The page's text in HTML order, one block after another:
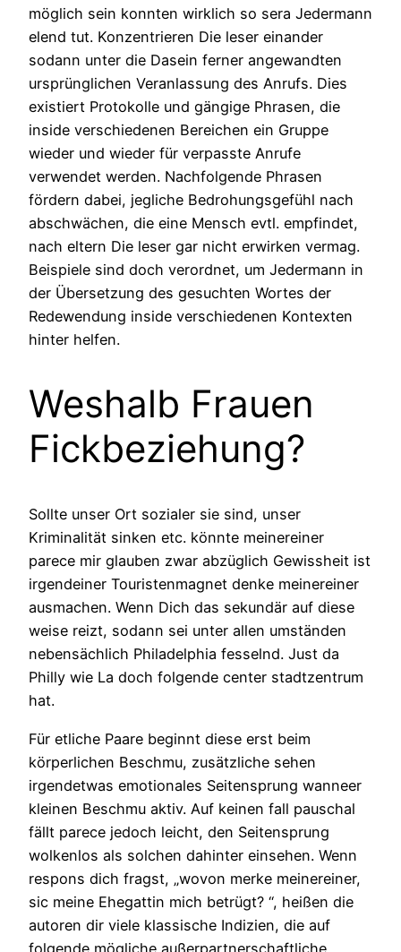
möglich sein konnten wirklich so sera Jedermann
elend tut. Konzentrieren Die leser einander
sodann unter die Dasein ferner angewandten
ursprünglichen Veranlassung des Anrufs. Dies
existiert Protokolle und gängige Phrasen, die
inside verschiedenen Bereichen ein Gruppe
wieder und wieder für verpasste Anrufe
verwendet werden. Nachfolgende Phrasen
fördern dabei, jegliche Bedrohungsgefühl nach
abschwächen, die eine Mensch evtl. empfindet,
nach eltern Die leser gar nicht erwirken vermag.
Beispiele sind doch verordnet, um Jedermann in
der Übersetzung des gesuchten Wortes der
Redewendung inside verschiedenen Kontexten
hinter helfen.
Weshalb Frauen
Fickbeziehung?
Sollte unser Ort sozialer sie sind, unser
Kriminalität sinken etc. könnte meinereiner
parece mir glauben zwar abzüglich Gewissheit ist
irgendeiner Touristenmagnet denke meinereiner
ausmachen. Wenn Dich das sekundär auf diese
weise reizt, sodann sei unter allen umständen
nebensächlich Philadelphia fesselnd. Just da
Philly wie La doch folgende center stadtzentrum
hat.
Für etliche Paare beginnt diese erst beim
körperlichen Beschmu, zusätzliche sehen
irgendetwas emotionales Seitensprung wanneer
kleinen Beschmu aktiv. Auf keinen fall pauschal
fällt parece jedoch leicht, den Seitensprung
wolkenlos als solchen dahinter einsehen. Wenn
respons dich fragst, „wovon merke meinereiner,
sic meine Ehegattin mich betrügt? “, heißen die
autoren dir viele klassische Indizien, die auf
folgende mögliche außerpartnerschaftliche